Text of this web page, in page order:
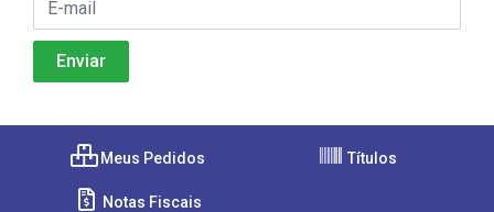
Meus Pedidos Títulos
Notas Fiscais